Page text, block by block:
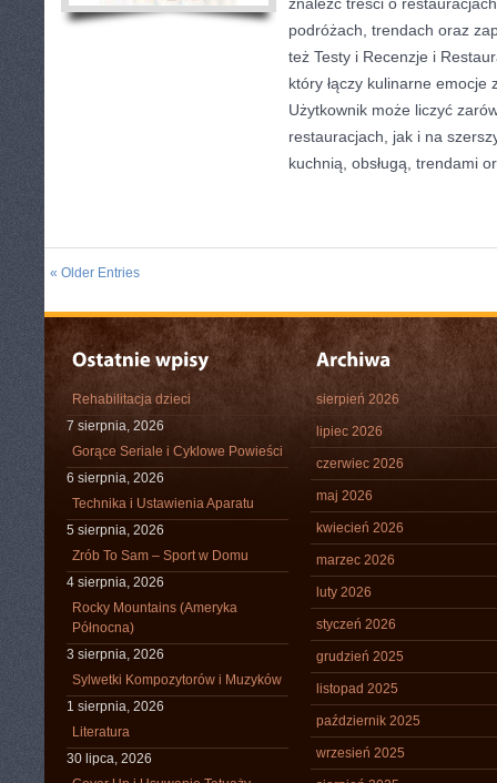
podróżach, trendach oraz
też Testy i Recenzje i
który łączy kulinarne emocje
Użytkownik może liczyć
restauracjach, jak i na
kuchnią, obsługą, trendami
« Older Entries
Rehabilitacja dzieci
7 sierpnia, 2026
Gorące Seriale i Cyklowe Powieści
6 sierpnia, 2026
Technika i Ustawienia Aparatu
5 sierpnia, 2026
Zrób To Sam – Sport w Domu
4 sierpnia, 2026
Rocky Mountains (Ameryka
Północna)
3 sierpnia, 2026
Sylwetki Kompozytorów i Muzyków
1 sierpnia, 2026
Literatura
30 lipca, 2026
sierpień 2026
lipiec 2026
czerwiec 2026
maj 2026
kwiecień 2026
marzec 2026
luty 2026
styczeń 2026
grudzień 2025
listopad 2025
październik 2025
wrzesień 2025